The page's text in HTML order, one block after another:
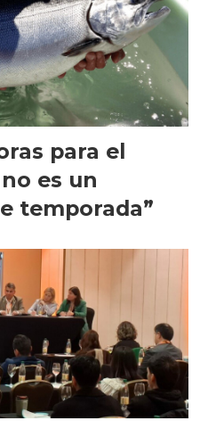
para el
es un
temporada”